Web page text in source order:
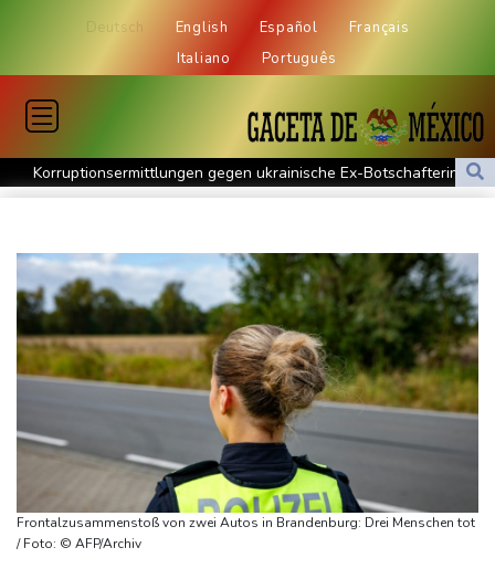
Deutsch English Español
Français
Italiano
Português
Korruptionsermittlungen gegen ukrainische Ex-Botschafterin in
den USA
Bundesverfassungsgericht: Bundestag muss "zeitnah" über
Wahleinsprüche entscheiden
KI-Boom: Siemens verzeichnet Rekord bei Auftragseingang und
deutliche Gewinnzuwachs
Frau aus Berliner Kleingartenvorstand soll fast eine Million Euro
Zahl deutscher Azubis sinkt deutlich - Anstieg bei ausländischen
Frau fällt bei Gewitter von Motorboot in Bodensee und stirbt
Rüstungsbetrieb in Bayern ausgespäht: Mutmaßlicher Agent
Frontalzusammenstoß von zwei Autos in Brandenburg: Drei Menschen tot
/ Foto: © AFP/Archiv